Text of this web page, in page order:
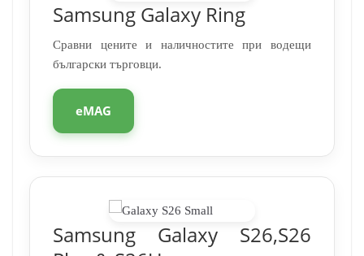
Samsung Galaxy Ring
Сравни цените и наличностите при водещи
български търговци.
eMAG
Samsung Galaxy S26,S26